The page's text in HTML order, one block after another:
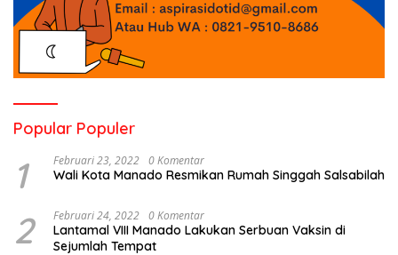
Popular Populer
1 Februari 23, 2022 0 Komentar
Wali Kota Manado Resmikan Rumah Singgah Salsabilah
2 Februari 24, 2022 0 Komentar
Lantamal VIII Manado Lakukan Serbuan Vaksin di
Sejumlah Tempat